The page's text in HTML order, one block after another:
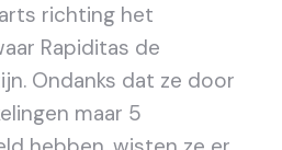
richting het
Rapiditas de
Ondanks dat ze door
maar 5